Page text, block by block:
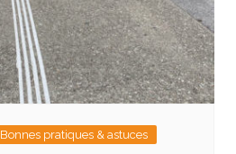
Bonnes pratiques & astuces